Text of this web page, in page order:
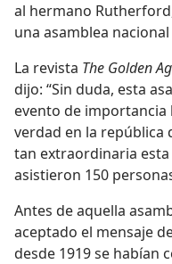
al hermano
una asamblea
La revista The Golden
dijo: “Sin duda, esta
evento de importancia
verdad en la república
tan extraordinaria esta
asistieron 150
Antes de aquella
aceptado el mensaje
desde 1919 se habían